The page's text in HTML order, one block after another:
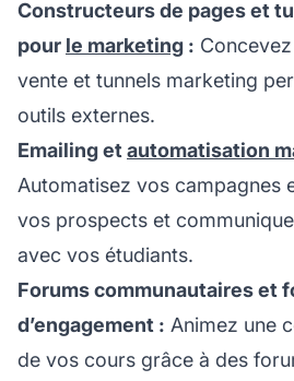
Constructeurs de pages et
pour le marketing :
vente et tunnels marketing
outils externes.
Emailing et automatisation
Automatisez vos campagnes
vos prospects et
avec vos étudiants.
Forums communautaires et
d’engagement : Animez une
de vos cours grâce à des